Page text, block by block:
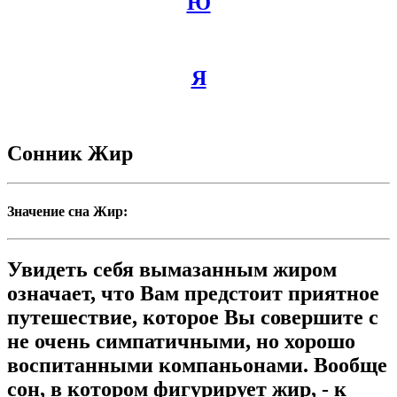
Я
Сонник Жир
Значение сна Жир:
Увидеть себя вымазанным жиром
означает, что Вам предстоит приятное
путешествие, которое Вы совершите с
не очень симпатичными, но хорошо
воспитанными компаньонами. Вообще
сон, в котором фигурирует жир, - к